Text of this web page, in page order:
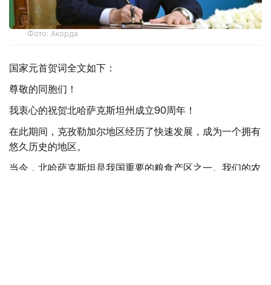
Фото: Акорда
国家元首贺词全文如下：
尊敬的同胞们！
我衷心的祝贺北哈萨克斯坦州成立90周年！
在此期间，克孜勒加尔地区经历了快速发展，成为一个拥有
悠久历史的地区。
当今，北哈萨克斯坦是我国重要的粮食产区之一。我们的农